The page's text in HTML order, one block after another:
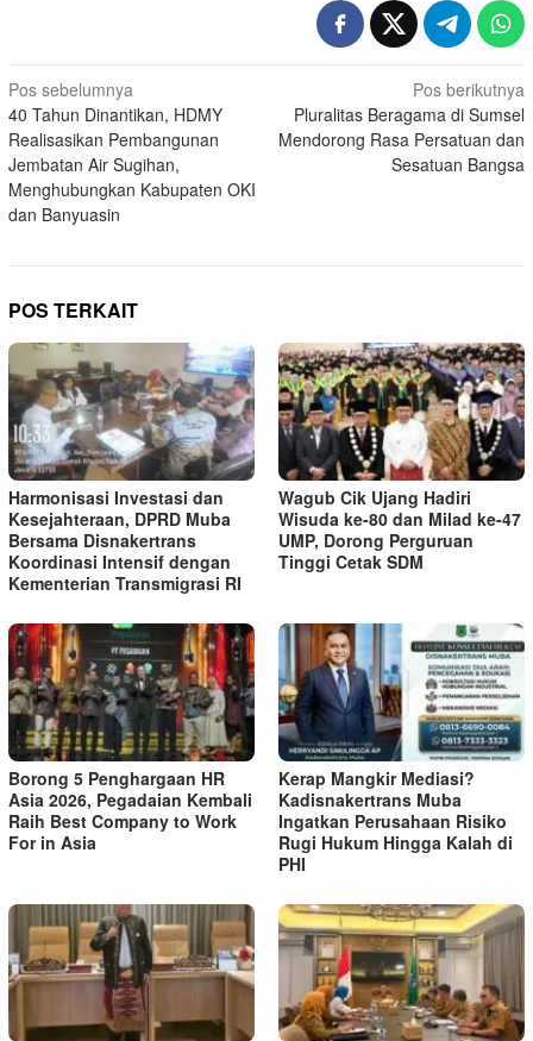
Navigasi
pos
Pos sebelumnya
40 Tahun Dinantikan, HDMY
Realisasikan Pembangunan
Jembatan Air Sugihan,
Menghubungkan Kabupaten OKI
dan Banyuasin
Pos berikutnya
Pluralitas Beragama di Sumsel
Mendorong Rasa Persatuan dan
Sesatuan Bangsa
POS TERKAIT
Harmonisasi Investasi dan
Kesejahteraan, DPRD Muba
Bersama Disnakertrans
Koordinasi Intensif dengan
Kementerian Transmigrasi RI
Wagub Cik Ujang Hadiri
Wisuda ke-80 dan Milad ke-47
UMP, Dorong Perguruan
Tinggi Cetak SDM
Borong 5 Penghargaan HR
Asia 2026, Pegadaian Kembali
Raih Best Company to Work
For in Asia
Kerap Mangkir Mediasi?
Kadisnakertrans Muba
Ingatkan Perusahaan Risiko
Rugi Hukum Hingga Kalah di
PHI